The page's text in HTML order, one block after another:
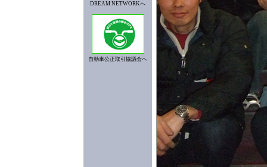
DREAM NETWORKへ
自動車公正取引協議会へ